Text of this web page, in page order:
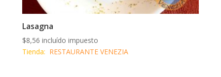
Lasagna
$8,56 incluído impuesto
Tienda: RESTAURANTE VENEZIA